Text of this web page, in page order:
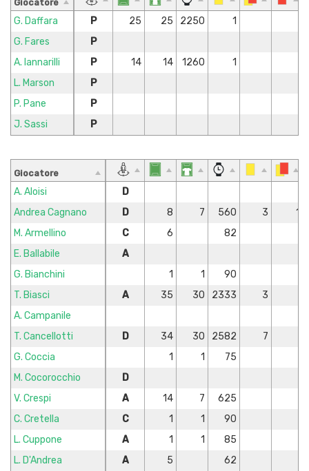
Giocatore
G. Daffara P 25 25 2250
1
G. Fares
P
A. Iannarilli
P 14 14 1260
1
L. Marson
P
P. Pane
P
J. Sassi
P
Giocatore
A. Aloisi
D
Andrea Cagnano
D 8 7 560 3
1
M. Armellino
C 6
82
E. Ballabile
A
G. Bianchini
1 1
90
T. Biasci
A 35 30 2333
3
A. Campanile
T. Cancellotti
D 34 30 2582
7
G. Coccia
1 1
75
M. Cocorocchio
D
V. Crespi
A 14 7
625
C. Cretella
C 1 1
90
L. Cuppone
A 1 1
85
L. D'Andrea
A 5
62